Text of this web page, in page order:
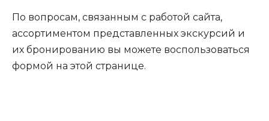
По вопросам, связанным с работой сайта,
ассортиментом представленных экскурсий и
их бронированию вы можете воспользоваться
формой на этой странице.